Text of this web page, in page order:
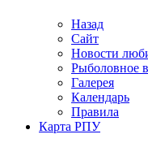
Назад
Сайт
Новости
Рыболовное
Галерея
Календарь
Правила
Карта РПУ